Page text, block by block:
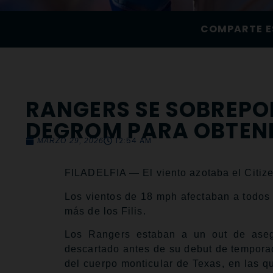
COMPARTE
RANGERS SE
DEGROM PARA
MARZO 29, 2026 12:54 AM
FILADELFIA — El viento azotaba el
Los vientos de 18 mph afectaban a
más de los Filis.
Los Rangers estaban a un out de
descartado antes de su debut de
del cuerpo monticular de Texas, en las